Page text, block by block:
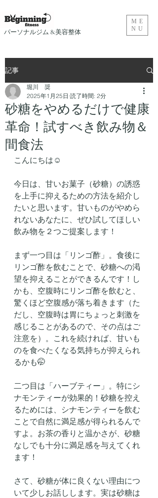
​パーソナルジム &美容整体
ME
NU
記事
砂糖をやめるだけで健康
革命！試すべき飲み物＆
間食法
堀川 奨
2025年1月25日 読了時間: 2分
こんにちは☺️
今日は、甘いお菓子（砂糖）の誘惑
を上手に抑えるための方法を紹介し
たいと思います。甘いものがやめら
れないあなたに、ぜひ試してほしい
飲み物を２つご提案します！
まず一つ目は「リンゴ酢」。食後に
リンゴ酢を飲むことで、砂糖への渇
望を抑えることができるんです！し
かも、空腹時にリンゴ酢を飲むと、
驚くほど空腹感が落ち着きます（た
だし、空腹時は胃にちょっと刺激を
感じることがあるので、その点はご
注意を）。これを続ければ、甘いも
のを食べたくなる気持ちが抑えられ
るかも🤭
二つ目は「ハーブティー」。特にシ
ナモンティーが効果的！砂糖を控え
るためには、シナモンティーを飲む
ことで自然に満足感が得られるんで
すよ。お茶の香りと温かさが、砂糖
なしでも十分に満足感を与えてくれ
ます！
さて、砂糖が体に良くない理由につ
いて少しお話しします。実は砂糖は